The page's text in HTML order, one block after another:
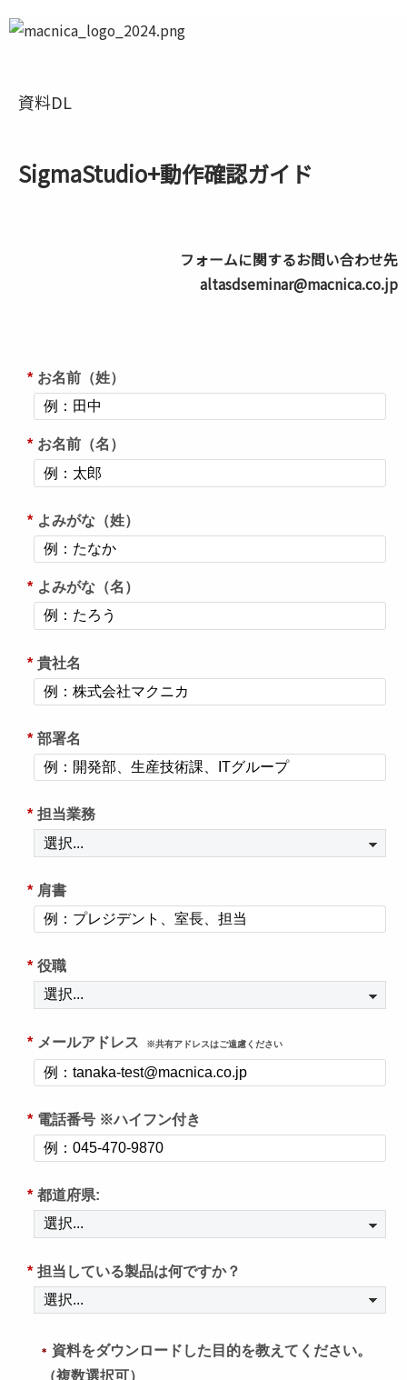
資料DL
SigmaStudio+動作確認ガイド
フォームに関するお問い合わせ先
altasdseminar@macnica.co.jp
* お名前（姓）
* お名前（名）
* よみがな（姓）
* よみがな（名）
* 貴社名
* 部署名
* 担当業務
* 肩書
* 役職
* メールアドレス ※共有アドレスはご遠慮ください
* 電話番号 ※ハイフン付き
* 都道府県:
* 担当している製品は何ですか？
＊ 資料をダウンロードした目的を教えてください。
（複数選択可）